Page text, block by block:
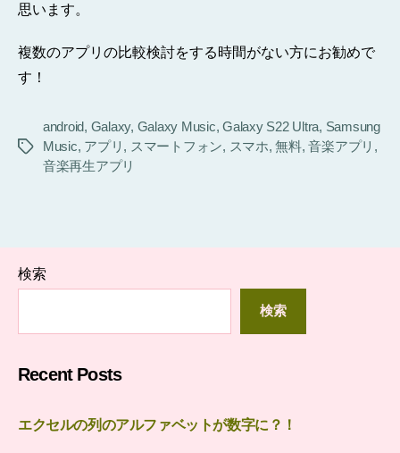
思います。
複数のアプリの比較検討をする時間がない方にお勧めで
す！
タ
android, Galaxy, Galaxy Music,Galaxy S22 Ultra, Samsung
Music, アプリ , スマートフォン, スマホ,無料,音楽アプリ ,
音楽再生アプリ
検索
検索
Recent Posts
エクセルの列のアルファベットが数字に？！